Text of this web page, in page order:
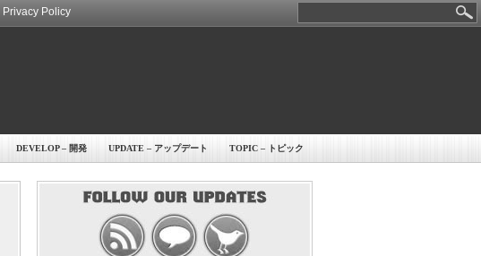
Privacy Policy
DEVELOP – 開発 UPDATE – アップデート TOPIC – トピック